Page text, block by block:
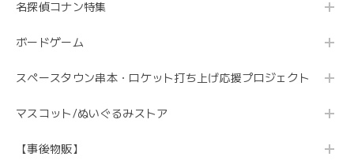
名探偵コナン特集
ボードゲーム
スペースタウン串本・ロケット打ち上げ応援プロジェクト
マスコット/ぬいぐるみストア
【事後物販】